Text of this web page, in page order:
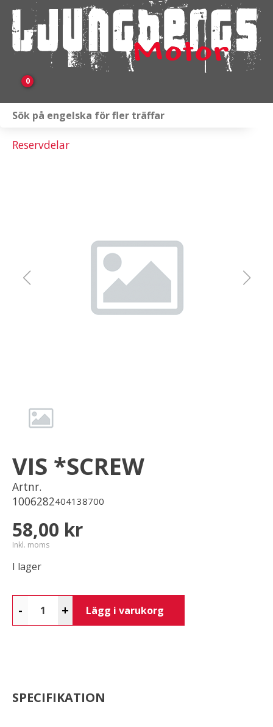
0
Släpvagnar & Skylift
Reservdelar
VIS *SCREW
Artnr.
1006282404138700
58,00 kr
Inkl. moms
I lager
- + Lägg i varukorg
SPECIFIKATION